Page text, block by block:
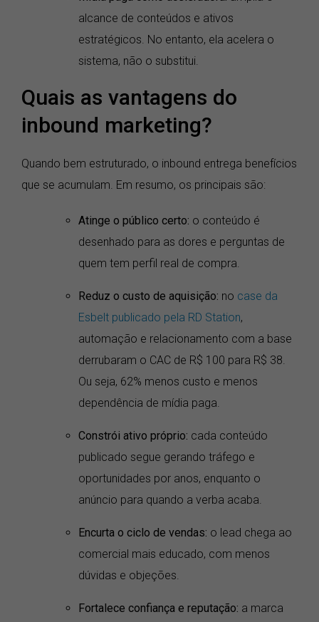
alcance de conteúdos e ativos
estratégicos. No entanto, ela acelera o
sistema, não o substitui.
Quais as vantagens do
inbound marketing?
Quando bem estruturado, o inbound entrega benefícios
que se acumulam. Em resumo, os principais são:
Atinge o público certo: o conteúdo é
desenhado para as dores e perguntas de
quem tem perfil real de compra.
Reduz o custo de aquisição: no case da
Esbelt publicado pela RD Station,
automação e relacionamento com a base
derrubaram o CAC de R$ 100 para R$ 38.
Ou seja, 62% menos custo e menos
dependência de mídia paga.
Constrói ativo próprio: cada conteúdo
publicado segue gerando tráfego e
oportunidades por anos, enquanto o
anúncio para quando a verba acaba.
Encurta o ciclo de vendas: o lead chega ao
comercial mais educado, com menos
dúvidas e objeções.
Fortalece confiança e reputação: a marca